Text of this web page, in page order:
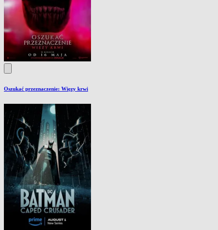
Oszukać przeznaczenie: Więzy krwi